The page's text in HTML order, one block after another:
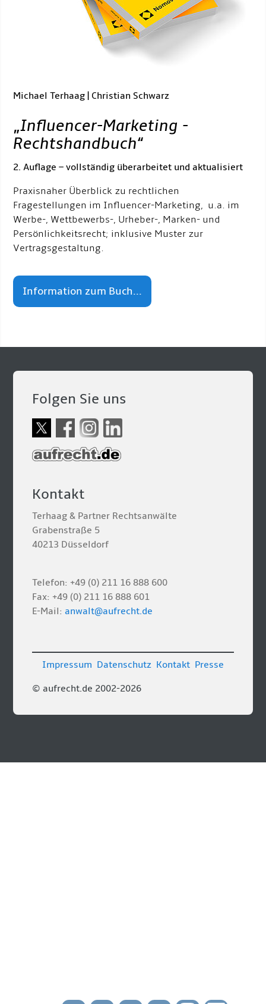
Michael Terhaag | Christian Schwarz
„Influencer-Marketing -
Rechtshandbuch“
2. Auflage – vollständig überarbeitet und aktualisiert
Praxisnaher Überblick zu rechtlichen
Fragestellungen im Influencer-Marketing, u.a. im
Werbe-, Wettbewerbs-, Urheber-, Marken- und
Persönlichkeitsrecht; inklusive Muster zur
Vertragsgestaltung.
Information zum Buch...
Folgen Sie uns
Kontakt
Terhaag & Partner Rechtsanwälte
Grabenstraße 5
40213 Düsseldorf
Telefon: +49 (0) 211 16 888 600
Fax: +49 (0) 211 16 888 601
E-Mail:anwalt@aufrecht.de
© aufrecht.de 2002-2026
Impressum Datenschutz Kontakt Presse